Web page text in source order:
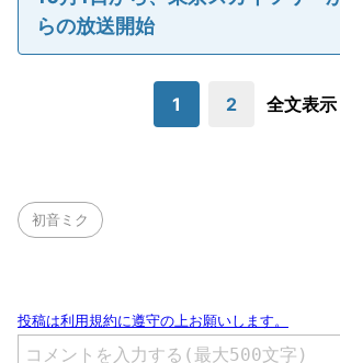
らの放送開始
1 2 全文表示
初音ミク